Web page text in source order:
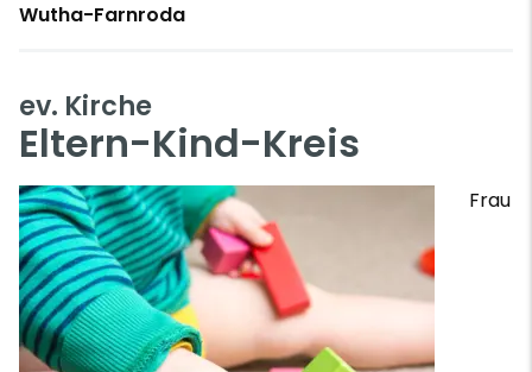
Wutha-Farnroda
ev. Kirche
Eltern-Kind-Kreis
Frau